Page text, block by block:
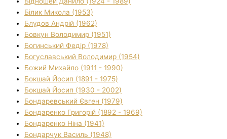
Білик Микола (1953)
Блудов Андрій (1962)
Бовкун Володимир (1951)
Богинський Федір (1978)
Богуславський Володимир (1954)
Божий Михайло (1911 - 1990)
Бокшай Йосип (1891 - 1975)
Бокшай Йосип (1930 - 2002)
Бондаревський Євген (1979)
Бондаренко Григорій (1892 - 1969)
Бондаренко Ніна (1941)
Бондарчук Василь (1948)